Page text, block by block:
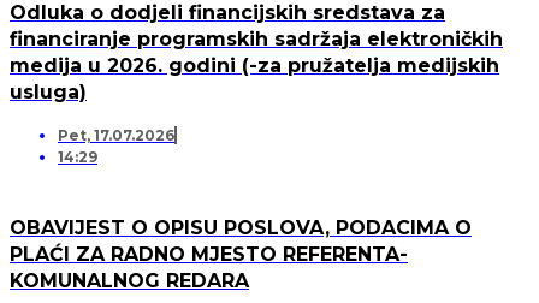
Odluka o dodjeli financijskih sredstava za
financiranje programskih sadržaja elektroničkih
medija u 2026. godini (-za pružatelja medijskih
usluga)
Pet, 17.07.2026
14:29
OBAVIJEST O OPISU POSLOVA, PODACIMA O
PLAĆI ZA RADNO MJESTO REFERENTA-
KOMUNALNOG REDARA